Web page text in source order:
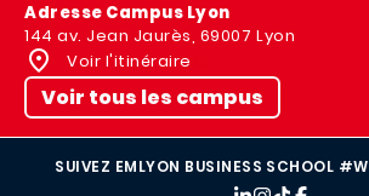
Adresse Campus Lyon
144 av. Jean Jaurès, 69007 Lyon
Voir l'itinéraire
Voir tous les campus
SUIVEZ EMLYON BUSINESS SCHOOL